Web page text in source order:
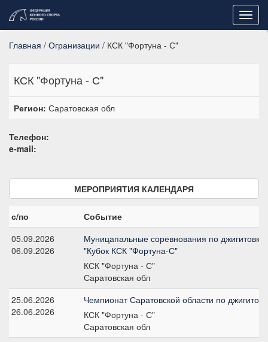
Главная / Огранизации / КСК "Фортуна - С"
КСК "Фортуна - С"
Регион: Саратовская обл
Телефон:
e-mail:
МЕРОПРИЯТИЯ КАЛЕНДАРЯ
с/по
Событие
05.09.2026
06.09.2026
Муницапальные соревнования по джигитовке
"Кубок КСК "Фортуна-С"
КСК "Фортуна - С"
Саратовская обл
25.06.2026
26.06.2026
Чемпионат Саратовской области по
КСК "Фортуна - С"
Саратовская обл